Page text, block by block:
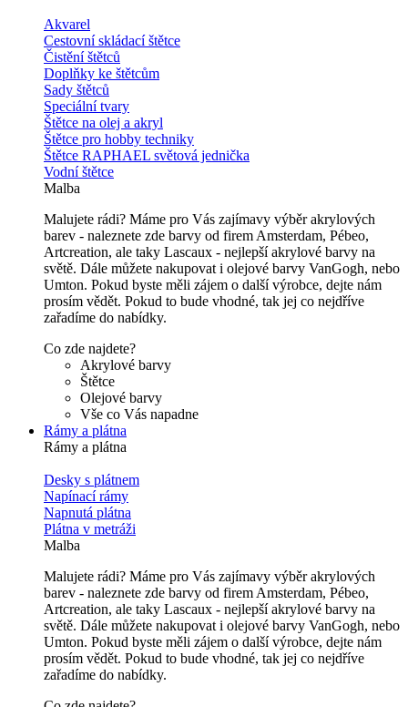
Akvarel
Cestovní skládací štětce
Čistění štětců
Doplňky ke štětcům
Sady štětců
Speciální tvary
Štětce na olej a akryl
Štětce pro hobby techniky
Štětce RAPHAEL světová jednička
Vodní štětce
Malba
Malujete rádi? Máme pro Vás zajímavy výběr akrylových
barev - naleznete zde barvy od firem Amsterdam, Pébeo,
Artcreation, ale taky Lascaux - nejlepší akrylové barvy na
světě. Dále můžete nakupovat i olejové barvy VanGogh, nebo
Umton. Pokud byste měli zájem o další výrobce, dejte nám
prosím vědět. Pokud to bude vhodné, tak jej co nejdříve
zařadíme do nabídky.
Co zde najdete?
Akrylové barvy
Štětce
Olejové barvy
Vše co Vás napadne
Rámy a plátna
Rámy a plátna
Desky s plátnem
Napínací rámy
Napnutá plátna
Plátna v metráži
Malba
Malujete rádi? Máme pro Vás zajímavy výběr akrylových
barev - naleznete zde barvy od firem Amsterdam, Pébeo,
Artcreation, ale taky Lascaux - nejlepší akrylové barvy na
světě. Dále můžete nakupovat i olejové barvy VanGogh, nebo
Umton. Pokud byste měli zájem o další výrobce, dejte nám
prosím vědět. Pokud to bude vhodné, tak jej co nejdříve
zařadíme do nabídky.